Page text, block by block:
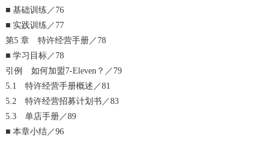
■ 基础训练／76
■ 实践训练／77
第5 章 特许经营手册／78
■ 学习目标／78
引例 如何加盟7-Eleven？／79
5.1 特许经营手册概述／81
5.2 特许经营招募计划书／83
5.3 单店手册／89
■ 本章小结／96